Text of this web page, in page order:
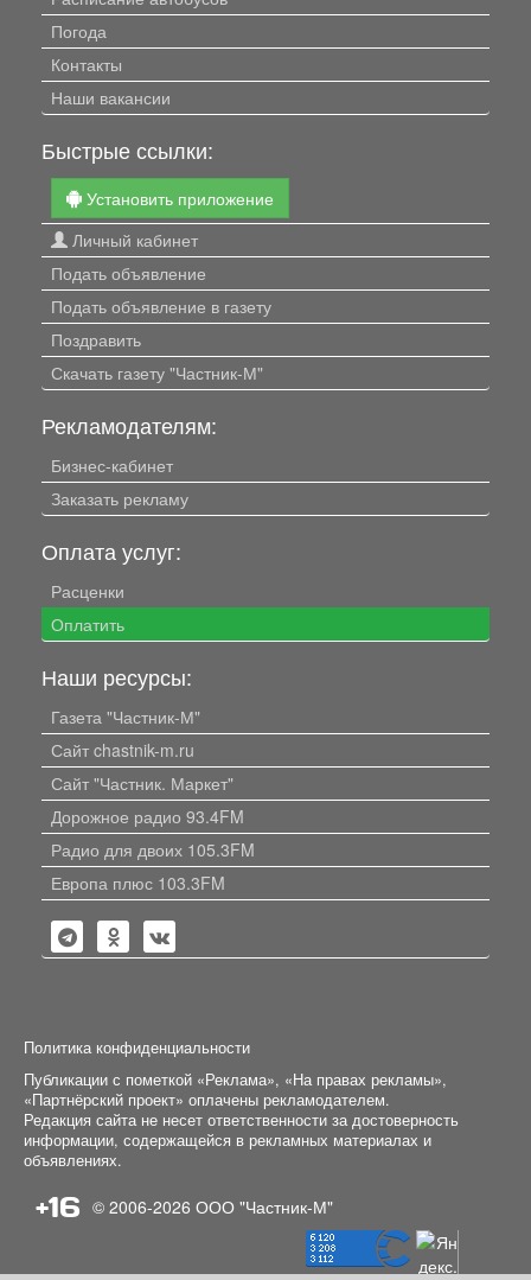
Погода
Контакты
Наши вакансии
Быстрые ссылки:
Установить приложение
Личный кабинет
Подать объявление
Подать объявление в газету
Поздравить
Скачать газету "Частник-М"
Рекламодателям:
Бизнес-кабинет
Заказать рекламу
Оплата услуг:
Расценки
Оплатить
Наши ресурсы:
Газета "Частник-М"
Сайт chastnik-m.ru
Сайт "Частник. Маркет"
Дорожное радио 93.4FM
Радио для двоих 105.3FM
Европа плюс 103.3FM
Политика конфиденциальности
Публикации с пометкой «Реклама», «На правах рекламы»,
«Партнёрский проект» оплачены рекламодателем.
Редакция сайта не несет ответственности за достоверность
информации, содержащейся в рекламных материалах и
объявлениях.
+16 © 2006-2026 ООО "Частник-М"